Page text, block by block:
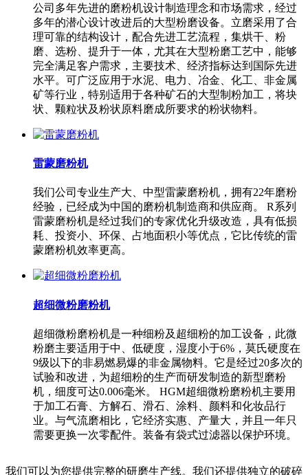
公司多年先进的磨粉机设计制造理念和市场需求，经过
多年的潜心设计改进后的大型粉磨设备。立磨采用了合
理可靠的结构设计，配合先进工艺流程，集烘干、粉
磨、选粉、提升于一体，尤其在大型粉磨工艺中，能够
完全满足客户需求，主要技术、经济指标达到国际先进
水平。可广泛应用于水泥、电力、冶金、化工、非金属
矿等行业，特别适用于各种矿石的大型制粉加工，将块
状、颗粒状及粉状原料磨成所要求的粉状物料。
雷蒙磨粉机
我们公司专业生产大、中型雷蒙磨粉机，拥有22年磨粉
经验，已经成为中国的磨粉机制造商和供应商。 R系列
雷蒙磨粉机是经过我们的专家优化升级改造，具有低损
耗、投资小、环保、占地面积小等优点，它比传统的雷
蒙磨粉机效率更高。
超细微粉磨粉机
超细微粉磨粉机是一种细粉及超细粉的加工设备，此微
粉磨主要适用于中、低硬度，湿度小于6%，莫氏硬度在
9级以下的非易燃易爆的非金属物料。它是经过20多次的
试验和改进，为超细粉的生产而研发制造的新型磨粉
机，细度可达0.006毫米。 HGM超细微粉磨粉机主要用
于加工石膏、方解石、滑石、涂料、颜料和化妆品行
业。与气流磨相比，它经济实惠、产量大，并且一年只
需要更换一次零配件。装备有袋式过滤器以保护环境。
我们可以为您提供完整的研磨生产线。我们还提供独立的破碎